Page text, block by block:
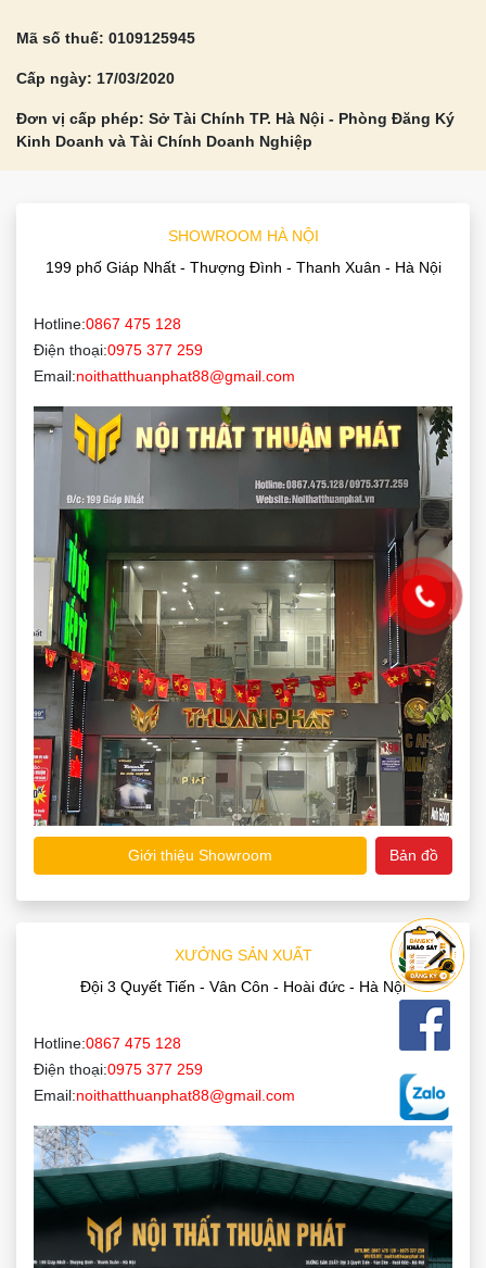
Mã số thuế: 0109125945
Cấp ngày: 17/03/2020
Đơn vị cấp phép: Sở Tài Chính TP. Hà Nội - Phòng Đăng Ký
Kinh Doanh và Tài Chính Doanh Nghiệp
SHOWROOM HÀ NỘI
199 phố Giáp Nhất - Thượng Đình - Thanh Xuân - Hà Nội
Hotline:0867 475 128
Điện thoại:0975 377 259
Email:noithatthuanphat88@gmail.com
Giới thiệu Showroom Bản đồ
XƯỞNG SẢN XUẤT
Đội 3 Quyết Tiến - Vân Côn - Hoài đức - Hà Nội
Hotline:0867 475 128
Điện thoại:0975 377 259
Email:noithatthuanphat88@gmail.com